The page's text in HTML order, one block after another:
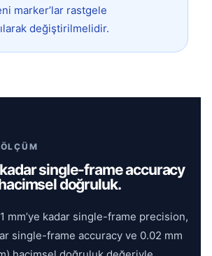
marker’lar rastgele
değiştirilmelidir.
kadar single-frame accuracy
doğruluk.
mm’ye kadar single-frame precision,
single-frame accuracy ve 0.02 mm